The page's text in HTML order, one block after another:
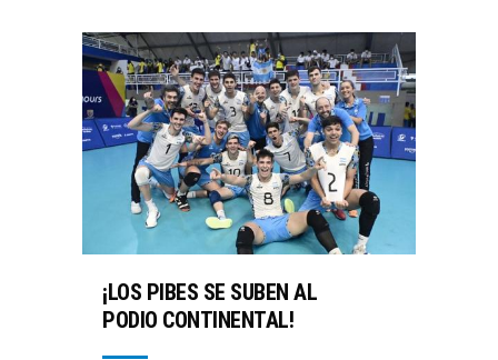
¡LOS PIBES SE SUBEN AL
PODIO CONTINENTAL!